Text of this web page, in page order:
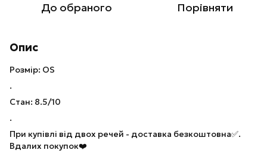
До обраного Порівняти
Опис
Розмір: OS
.
Стан: 8.5/10
.
При купівлі від двох речей - доставка безкоштовна✅.
Вдалих покупок❤️